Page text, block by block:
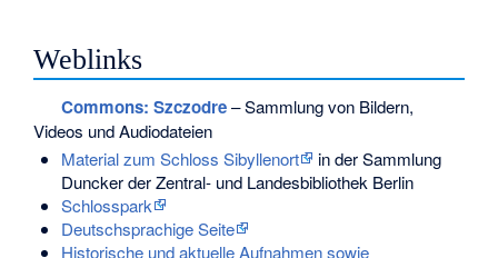
Weblinks
Commons: Szczodre– Sammlung von Bildern,
Videos und Audiodateien
Material zum Schloss Sibyllenort
in der Sammlung
Duncker der Zentral- und Landesbibliothek Berlin
Schlosspark
Deutschsprachige Seite
Historische und aktuelle Aufnahmen sowie